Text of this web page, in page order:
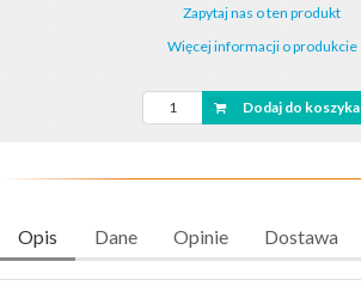
Zapytaj nas o ten produkt
Więcej informacji o produkcie
Dodaj do koszyka
Opis Dane Opinie Dostawa